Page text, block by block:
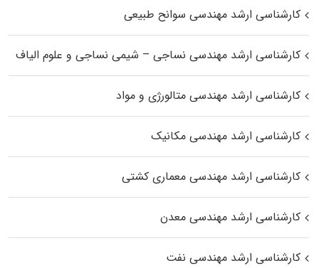
کارشناسی ارشد مهندسی سوانح طبیعی
کارشناسی ارشد مهندسی نساجی – شیمی نساجی و علوم الیاف
کارشناسی ارشد مهندسی متالورژی و مواد
کارشناسی ارشد مهندسی مکانیک
کارشناسی ارشد مهندسی معماری کشتی
کارشناسی ارشد مهندسی معدن
کارشناسی ارشد مهندسی نفت